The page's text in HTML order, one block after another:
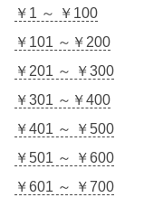
￥1 ～ ￥100
￥101 ～￥200
￥201 ～ ￥300
￥301 ～￥400
￥401 ～ ￥500
￥501 ～ ￥600
￥601 ～ ￥700